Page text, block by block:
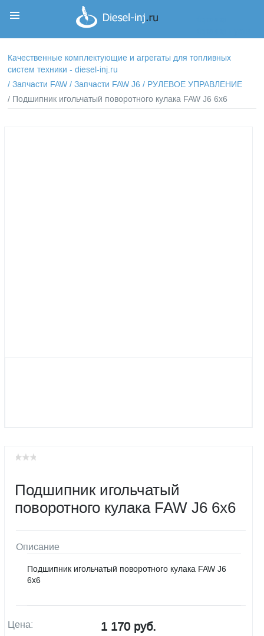
Качественные комплектующие и агрегаты для топливных
систем техники - diesel-inj.ru
/Запчасти FAW /Запчасти FAW J6 / РУЛЕВОЕ УПРАВЛЕНИЕ
/ Подшипник игольчатый поворотного кулака FAW J6 6x6
Подшипник игольчатый
поворотного кулака FAW J6 6x6
Описание
Подшипник игольчатый поворотного кулака FAW J6
6x6
Цена: 1 170 руб.